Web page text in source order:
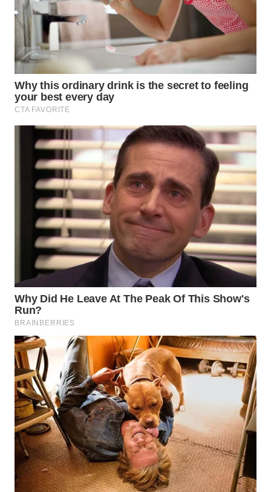
KALTARA
WN
KALSEL
WN
KALTIM
WN
SULSEL
WN
GORONTALO
WN
SULUT
WN
MALUKU
WN
MALUT
WN
DAIRI
WN
DANAU
TOBA
WN